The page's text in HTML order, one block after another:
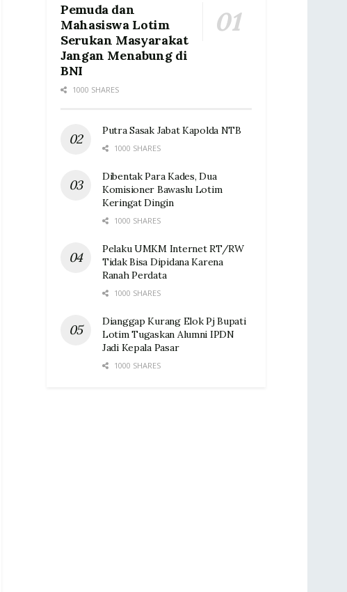
Pemuda dan
Mahasiswa Lotim
Serukan Masyarakat
Jangan Menabung di
BNI
1000 SHARES
Putra Sasak Jabat Kapolda NTB
1000 SHARES
Dibentak Para Kades, Dua
Komisioner Bawaslu Lotim
Keringat Dingin ‎
1000 SHARES
Pelaku UMKM Internet RT/RW
Tidak Bisa Dipidana Karena
Ranah Perdata
1000 SHARES
Dianggap Kurang Elok Pj Bupati
Lotim Tugaskan Alumni IPDN
Jadi Kepala Pasar‎
1000 SHARES